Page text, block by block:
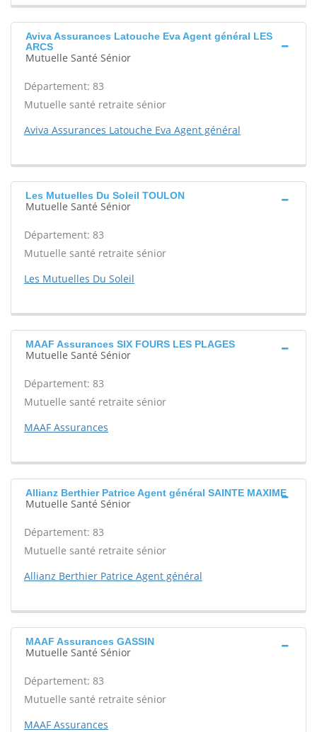
Aviva Assurances Latouche Eva Agent général LES
ARCS
Mutuelle Santé Sénior
Département: 83
Mutuelle santé retraite sénior
Aviva Assurances Latouche Eva Agent général
Les Mutuelles Du Soleil TOULON
Mutuelle Santé Sénior
Département: 83
Mutuelle santé retraite sénior
Les Mutuelles Du Soleil
MAAF Assurances SIX FOURS LES PLAGES
Mutuelle Santé Sénior
Département: 83
Mutuelle santé retraite sénior
MAAF Assurances
Allianz Berthier Patrice Agent général SAINTE MAXIME
Mutuelle Santé Sénior
Département: 83
Mutuelle santé retraite sénior
Allianz Berthier Patrice Agent général
MAAF Assurances GASSIN
Mutuelle Santé Sénior
Département: 83
Mutuelle santé retraite sénior
MAAF Assurances